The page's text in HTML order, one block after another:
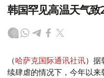
韩国罕见高温天气致
（哈萨克国际通讯社讯）据
续肆虐的情况下，今年以